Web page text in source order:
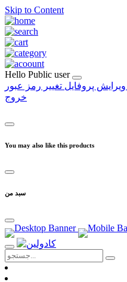
Skip to Content
Hello Public user
ویرایش پروفایل تغییر رمز عبور
خروج
You may also like this products
سبد من